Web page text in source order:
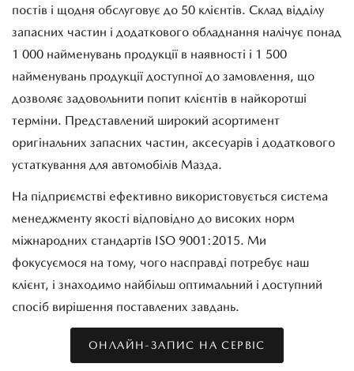
постів і щодня обслуговує до 50 клієнтів. Склад відділу
запасних частин і додаткового обладнання налічує понад
1 000 найменувань продукції в наявності і 1 500
найменувань продукції доступної до замовлення, що
дозволяє задовольнити попит клієнтів в найкоротші
терміни. Представлений широкий асортимент
оригінальних запасних частин, аксесуарів і додаткового
устаткування для автомобілів Мазда.
На підприємстві ефективно використовується система
менеджменту якості відповідно до високих норм
міжнародних стандартів ISO 9001:2015. Ми
фокусуємося на тому, чого насправді потребує наш
клієнт, і знаходимо найбільш оптимальний і доступний
спосіб вирішення поставлених завдань.
ОНЛАЙН-ЗАПИС НА СЕРВІС